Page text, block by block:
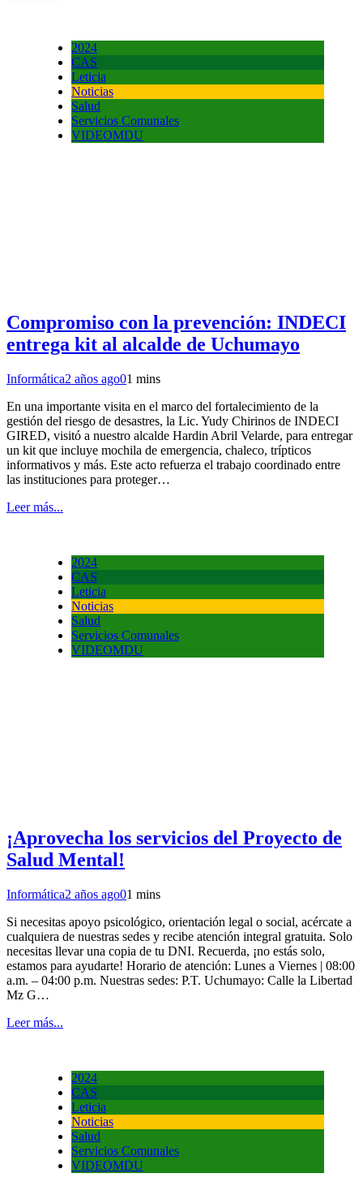
2024
CAS
Leticia
Noticias
Salud
Servicios Comunales
VIDEOMDU
Compromiso con la prevención: INDECI
entrega kit al alcalde de Uchumayo
Informática2 años ago01 mins
En una importante visita en el marco del fortalecimiento de la
gestión del riesgo de desastres, la Lic. Yudy Chirinos de INDECI
GIRED, visitó a nuestro alcalde Hardin Abril Velarde, para entregar
un kit que incluye mochila de emergencia, chaleco, trípticos
informativos y más. Este acto refuerza el trabajo coordinado entre
las instituciones para proteger…
Leer más...
2024
CAS
Leticia
Noticias
Salud
Servicios Comunales
VIDEOMDU
¡Aprovecha los servicios del Proyecto de
Salud Mental!
Informática2 años ago01 mins
Si necesitas apoyo psicológico, orientación legal o social, acércate a
cualquiera de nuestras sedes y recibe atención integral gratuita. Solo
necesitas llevar una copia de tu DNI. Recuerda, ¡no estás solo,
estamos para ayudarte! Horario de atención: Lunes a Viernes | 08:00
a.m. – 04:00 p.m. Nuestras sedes: P.T. Uchumayo: Calle la Libertad
Mz G…
Leer más...
2024
CAS
Leticia
Noticias
Salud
Servicios Comunales
VIDEOMDU